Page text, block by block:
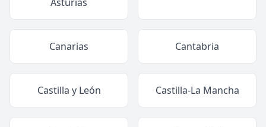
Canarias Cantabria
Castilla y León Castilla-La Mancha